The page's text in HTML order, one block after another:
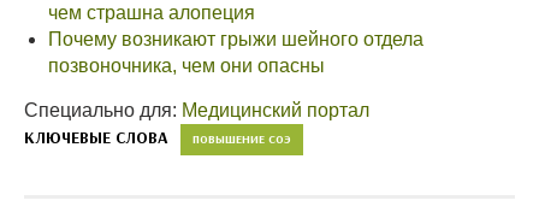
чем страшна алопеция
Почему возникают грыжи шейного отдела
позвоночника, чем они опасны
Специально для: Медицинский портал
КЛЮЧЕВЫЕ СЛОВА ПОВЫШЕНИЕ СОЭ